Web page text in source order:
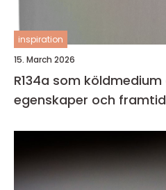
inspiration
15. March 2026
R134a som köldmedium användning,
egenskaper och framtid